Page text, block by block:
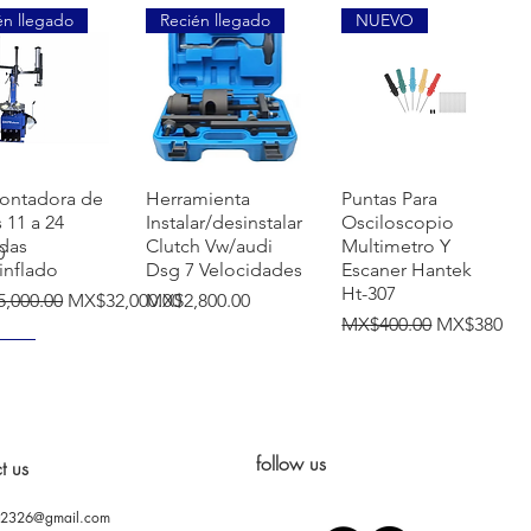
View
llegado
de
11 a 24
Price Sale Price
MX$32,000.00
Quick View
Recién llegado
Herramienta
Instalar/desinstalar
Clutch Vw/audi
Dsg 7 Velocidades
Price
MX$2,800.00
Quick View
NUEVO
Puntas Para
Osciloscopio
Multimetro Y
Escaner Hantek
Ht-307
Regular Price
MX$400.00 Sale Price
MX$380.00
us follow us